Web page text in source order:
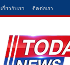
เกี่ยวกับเรา ติดต่อเรา